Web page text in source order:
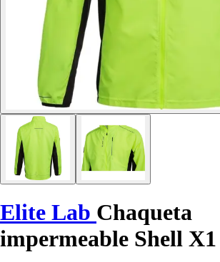
Elite Lab Chaqueta
impermeable Shell X1